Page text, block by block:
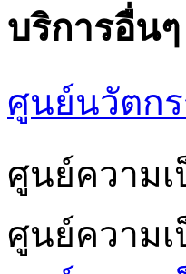
บริการอื่นๆ
ศูนย์นวัตกร
ศูนย์ความเ
ศูนย์ความ